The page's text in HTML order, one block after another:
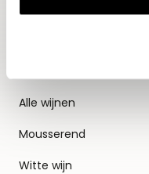
Alle wijnen
Mousserend
Witte wijn